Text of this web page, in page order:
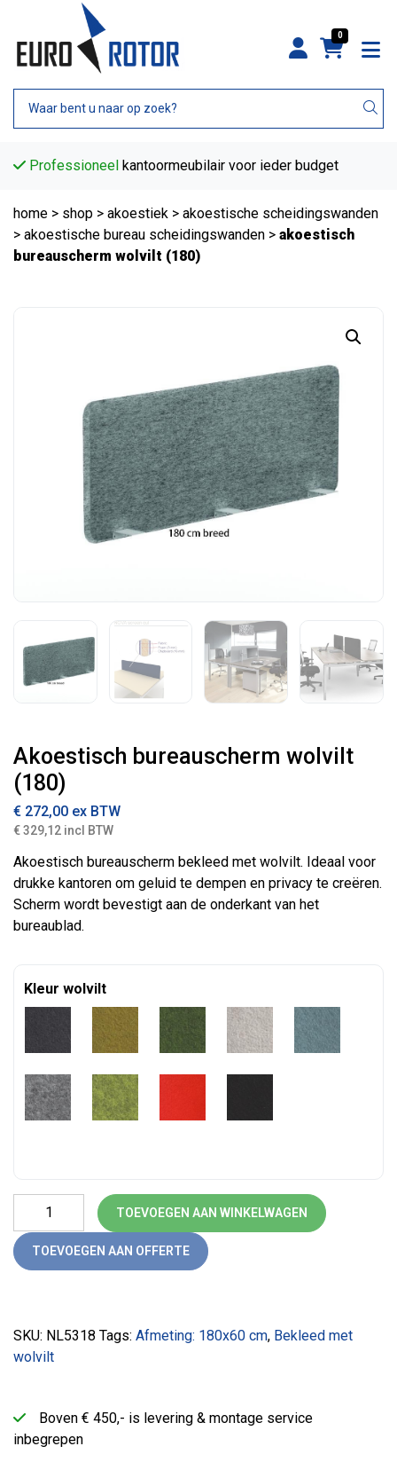
0
Professioneel kantoormeubilair voor ieder budget
home > shop > akoestiek > akoestische scheidingswanden
> akoestische bureau scheidingswanden > akoestisch
bureauscherm wolvilt (180)
Akoestisch bureauscherm wolvilt
(180)
€ 272,00 ex BTW
€ 329,12 incl BTW
Akoestisch bureauscherm bekleed met wolvilt. Ideaal voor
drukke kantoren om geluid te dempen en privacy te creëren.
Scherm wordt bevestigt aan de onderkant van het
bureaublad.
Kleur wolvilt
Akoestisch bureauscherm wolvilt (180) aantal
TOEVOEGEN AAN WINKELWAGEN
TOEVOEGEN AAN OFFERTE
SKU: NL5318 Tags: Afmeting: 180x60 cm, Bekleed met
wolvilt
Boven € 450,- is levering & montage service
inbegrepen